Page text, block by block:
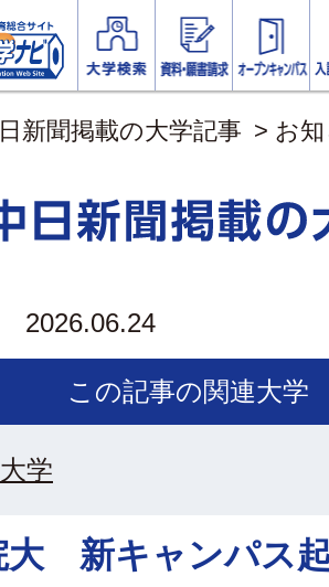
新聞掲載の大学記事 > お
2026.06.24
この記事の関連大学
学
大 新キャンパス